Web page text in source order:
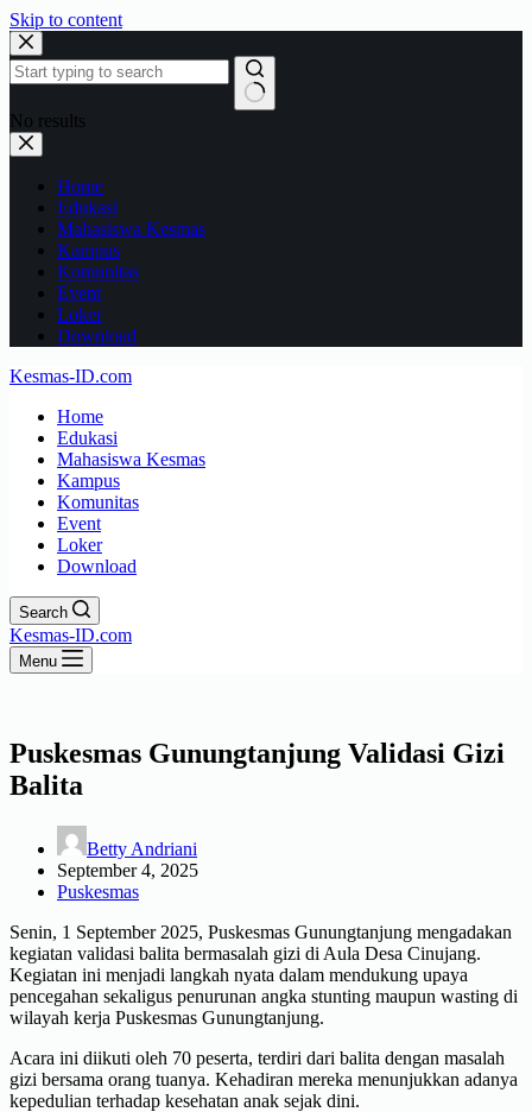
Skip to content
No results
Home
Edukasi
Mahasiswa Kesmas
Kampus
Komunitas
Event
Loker
Download
Kesmas-ID.com
Home
Edukasi
Mahasiswa Kesmas
Kampus
Komunitas
Event
Loker
Download
Search
Kesmas-ID.com
Menu
Puskesmas Gunungtanjung Validasi Gizi
Balita
Betty Andriani
September 4, 2025
Puskesmas
Senin, 1 September 2025, Puskesmas Gunungtanjung mengadakan
kegiatan validasi balita bermasalah gizi di Aula Desa Cinujang.
Kegiatan ini menjadi langkah nyata dalam mendukung upaya
pencegahan sekaligus penurunan angka stunting maupun wasting di
wilayah kerja Puskesmas Gunungtanjung.
Acara ini diikuti oleh 70 peserta, terdiri dari balita dengan masalah
gizi bersama orang tuanya. Kehadiran mereka menunjukkan adanya
kepedulian terhadap kesehatan anak sejak dini.